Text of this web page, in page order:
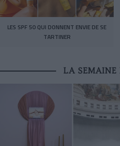
LES SPF 50 QUI DONNENT ENVIE DE SE
TARTINER
LA